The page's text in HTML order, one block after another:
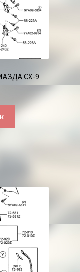
СХ-9